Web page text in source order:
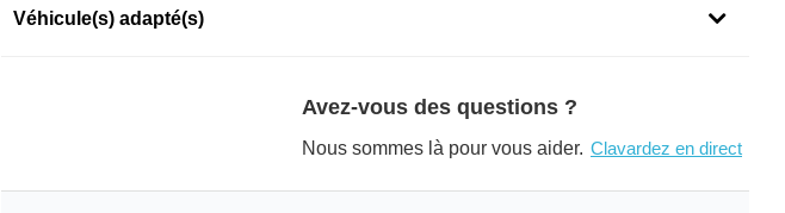
Véhicule(s) adapté(s)
Avez-vous des questions ?
Nous sommes là pour vous aider. Clavardez en direct